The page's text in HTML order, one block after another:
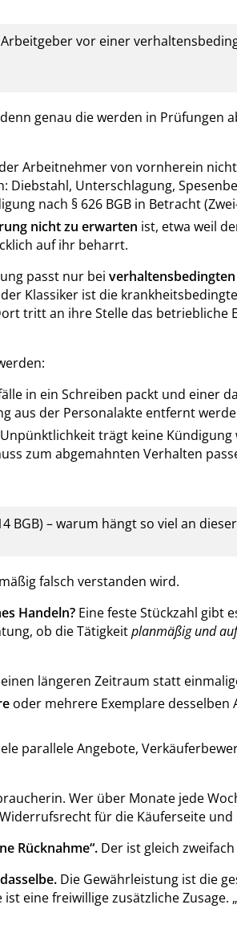
vor einer
genau die werden in Prüfungen
Arbeitnehmer von vornherein
Diebstahl, Unterschlagung,
nach § 626 BGB in Betracht
nicht zu erwarten ist, etwa weil
auf ihr beharrt.
passt nur bei verhaltensbedingten
Klassiker ist die
tritt an ihre Stelle das betriebliche
in ein Schreiben packt und einer
aus der Personalakte entfernt
trägt keine
zum abgemahnten Verhalten
BGB) – warum hängt so viel an
falsch verstanden wird.
Handeln? Eine feste Stückzahl gibt
ob die Tätigkeitplanmäßig und
längeren Zeitraum statt
oder mehrere Exemplare desselben
parallele Angebote,
Wer über Monate jede
für die Käuferseite
Rücknahme“. Der ist gleich
Die Gewährleistung ist die
eine freiwillige zusätzliche Zusage.